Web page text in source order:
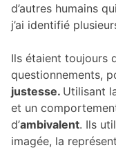
d’autres humains
j’ai identifié
Ils étaient toujours
questionnements,
justesse. Utilisant
et un
d’ambivalent. Ils
imagée, la